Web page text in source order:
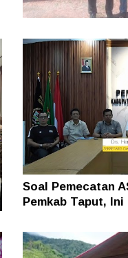
Dugaan
Ratusan Juta
Kuasa Hukum
Soal Pemecatan
Pemkab Taput,